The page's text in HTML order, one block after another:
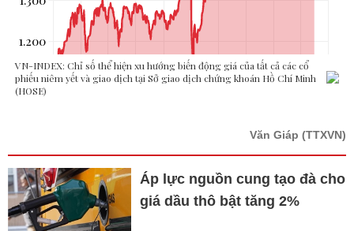
Văn Giáp (TTXVN)
Áp lực nguồn cung tạo đà cho
giá dầu thô bật tăng 2%